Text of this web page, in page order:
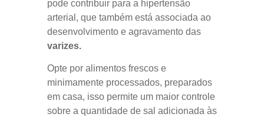
pode contribuir para a hipertensão
arterial, que também está associada ao
desenvolvimento e agravamento das
varizes.
Opte por alimentos frescos e
minimamente processados, preparados
em casa, isso permite um maior controle
sobre a quantidade de sal adicionada às